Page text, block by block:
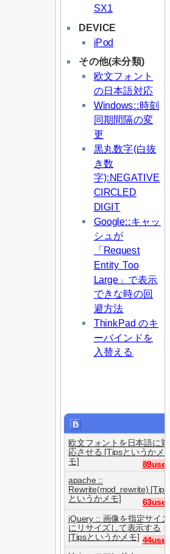
SX1
DEVICE
iPod
その他(未分類)
欧文フォント
の日本語対応
Windows::時刻
同期間隔の変
更
黒丸数字(白抜
き数
字):NEGATIVE
CIRCLED
DIGIT
Google::キャッ
シュが
「Request
Entity Too
Large」で表示
できな時の回
避方法
ThinkPad のキ
ーバインドを
入替える
欧文フォントを日本語に対
応させる [Tipsというかメ
モ]
89users
apache ::
Rewrite(mod_rewrite) [Tips
というかメモ]
63users
jQuery :: 画像を指定サイズ
にリサイズして表示する
[Tipsというかメモ] 44users